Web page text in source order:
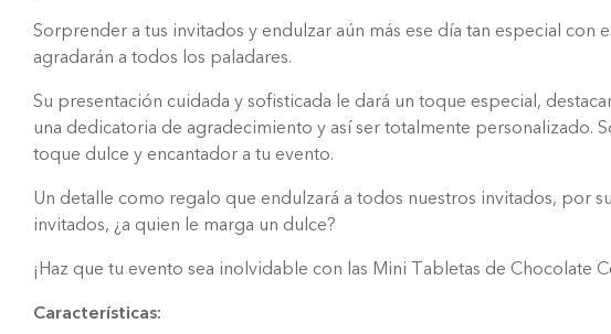
Sorprender a tus invitados y endulzar aún más ese día tan especial
agradarán a todos los paladares.
Su presentación cuidada y sofisticada le dará un toque especial,
una dedicatoria de agradecimiento y así ser totalmente personalizado.
toque dulce y encantador a tu evento.
Un detalle como regalo que endulzará a todos nuestros invitados, por
invitados, ¿a quien le marga un dulce?
¡Haz que tu evento sea inolvidable con las Mini Tabletas de Chocolate
Características: